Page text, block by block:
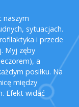
naszym
sytuacjach.
i przede
Myj zęby
a
posiłku. Na
między
Efekt widać